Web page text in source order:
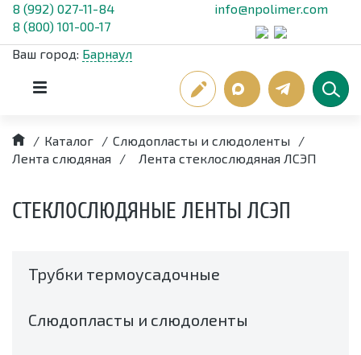
8 (992) 027-11-84
8 (800) 101-00-17
info@npolimer.com
Ваш город: Барнаул
/ Каталог / Слюдопласты и слюдоленты
/
Лента слюдяная
/ Лента стеклослюдяная ЛСЭП
СТЕКЛОСЛЮДЯНЫЕ ЛЕНТЫ ЛСЭП
Трубки термоусадочные
Слюдопласты и слюдоленты